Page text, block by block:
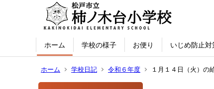
ホーム 学校の様子 お便り いじめ防止対
ホーム 学校日記 令和６年度 １月１４日（火）の